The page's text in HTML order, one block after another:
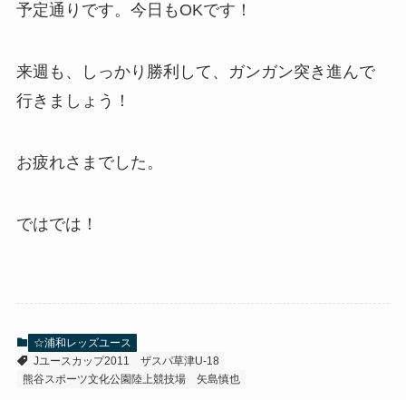
予定通りです。今日もOKです！
来週も、しっかり勝利して、ガンガン突き進んで
行きましょう！
お疲れさまでした。
ではでは！
☆浦和レッズユース
Jユースカップ2011
ザスパ草津U-18
熊谷スポーツ文化公園陸上競技場
矢島慎也